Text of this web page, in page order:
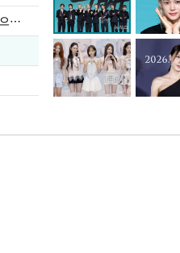
멕시코 인플루언서, 라방 중 괴한 총격으로 사망